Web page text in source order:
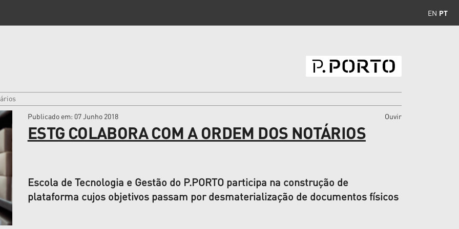
EN PT
Publicado em: 07 Junho 2018 Ouvir
ESTG COLABORA COM A ORDEM DOS NOTÁRIOS
Escola de Tecnologia e Gestão do P.PORTO participa na construção de
plataforma cujos objetivos passam por desmaterialização de documentos físicos